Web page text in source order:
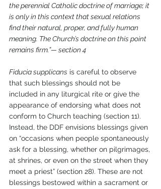
the perennial Catholic doctrine of marriage; it
is only in this context that sexual relations
find their natural, proper, and fully human
meaning. The Church’s doctrine on this point
remains firm.”— section 4
Fiducia supplicans is careful to observe
that such blessings should not be
included in any liturgical rite or give the
appearance of endorsing what does not
conform to Church teaching (section 11).
Instead, the DDF envisions blessings given
on “occasions when people spontaneously
ask for a blessing, whether on pilgrimages,
at shrines, or even on the street when they
meet a priest” (section 28). These are not
blessings bestowed within a sacrament or